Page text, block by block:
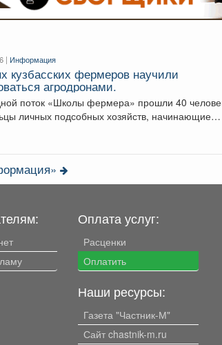
| Информация
кузбасских фермеров научили
агродронами.
поток «Школы фермера» прошли 40
личных подсобных хозяйств, начинающие
Оплата услуг:
Расценки
Оплатить
Наши ресурсы:
Газета "Частник-М"
Сайт chastnik-m.ru